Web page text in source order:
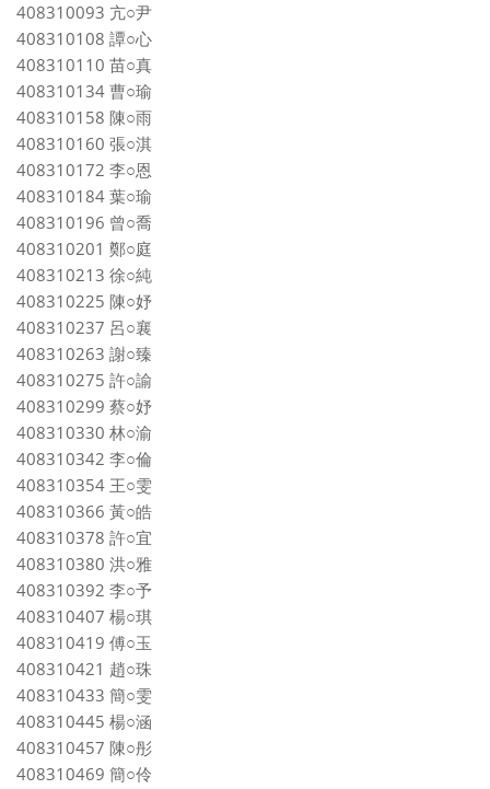
408310093 亢○尹
408310108 譚○心
408310110 苗○真
408310134 曹○瑜
408310158 陳○雨
408310160 張○淇
408310172 李○恩
408310184 葉○瑜
408310196 曾○喬
408310201 鄭○庭
408310213 徐○純
408310225 陳○妤
408310237 呂○襄
408310263 謝○臻
408310275 許○諭
408310299 蔡○妤
408310330 林○渝
408310342 李○倫
408310354 王○雯
408310366 黃○皓
408310378 許○宜
408310380 洪○雅
408310392 李○予
408310407 楊○琪
408310419 傅○玉
408310421 趙○珠
408310433 簡○雯
408310445 楊○涵
408310457 陳○彤
408310469 簡○伶